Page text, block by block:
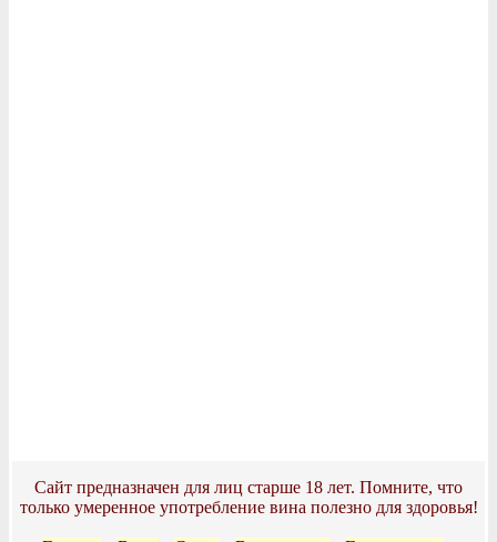
Сайт предназначен для лиц старше 18 лет. Помните, что
только умеренное употребление вина полезно для здоровья!